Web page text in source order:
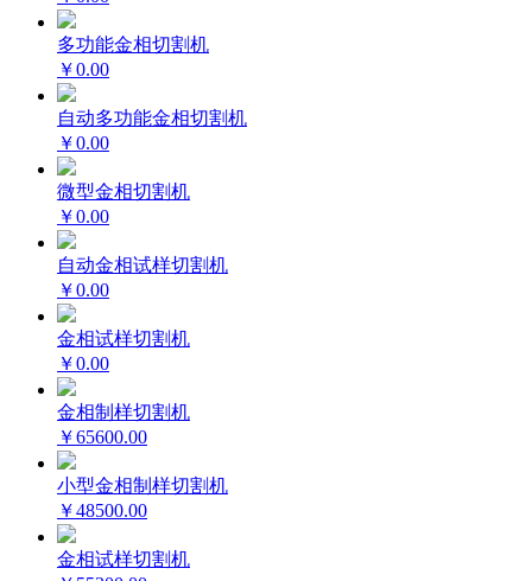
多功能金相切割机
￥0.00
自动多功能金相切割机
￥0.00
微型金相切割机
￥0.00
自动金相试样切割机
￥0.00
金相试样切割机
￥0.00
金相制样切割机
￥65600.00
小型金相制样切割机
￥48500.00
金相试样切割机